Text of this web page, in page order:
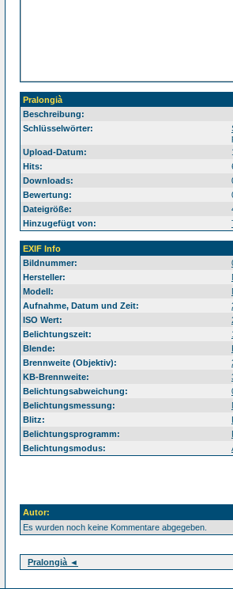
Pralongià
Beschreibung:
Schlüsselwörter:
Upload-Datum:
Hits:
Downloads:
Bewertung:
Dateigröße:
Hinzugefügt von:
EXIF Info
Bildnummer:
Hersteller:
Modell:
Aufnahme, Datum und Zeit:
ISO Wert:
Belichtungszeit:
Blende:
Brennweite (Objektiv):
KB-Brennweite:
Belichtungsabweichung:
Belichtungsmessung:
Blitz:
Belichtungsprogramm:
Belichtungsmodus:
Autor:
Es wurden noch keine Kommentare abgegeben.
Pralongià ◄